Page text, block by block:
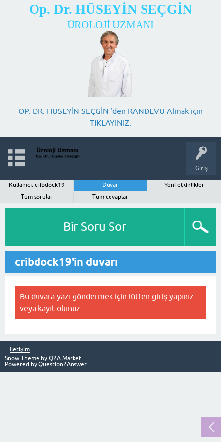
Op. Dr. HÜSEYİN SEÇGİN
ÜROLOJİ UZMANI
OP. DR. HÜSEYİN SEÇGİN 'den RANDEVU Almak için
TIKLAYINIZ.
Giriş
Kullanıcı: cribdock19 Duvar
Yeni etkinlikler
Tüm sorular
Tüm cevaplar
Bir Soru Sor
cribdock19'in duvarı
Bu duvara yazı göndermek için lütfen giriş yapınız
veya kayıt olunuz
İletişim
Snow Theme by Q2A Market
Powered by Question2Answer